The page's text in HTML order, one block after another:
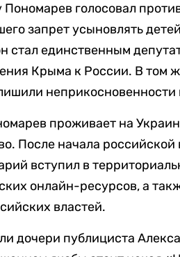
Пономарев голосовал
запрет усыновлять
стал единственным
Крыма к России. В том
неприкосновенности
проживает на
После начала
вступил в
онлайн-ресурсов, а
властей.
дочери публициста